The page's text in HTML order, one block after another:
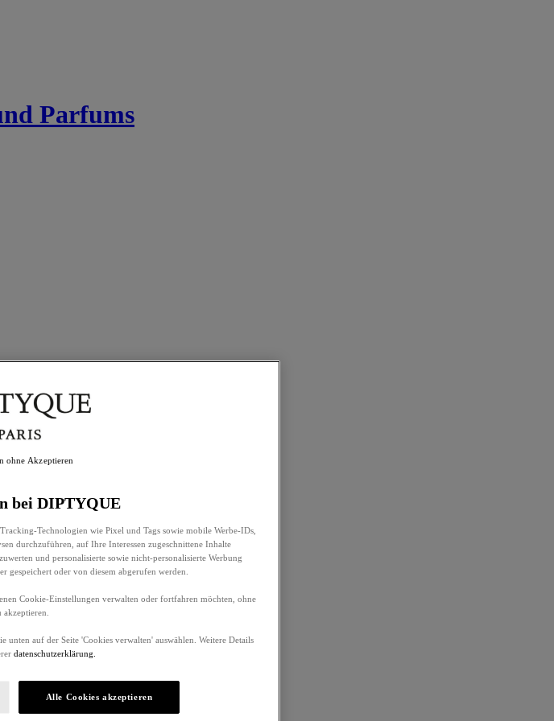
Parfums
bei DIPTYQUE
Technologien wie Pixel und Tags sowie mobile Werbe-IDs,
durchzuführen, auf Ihre Interessen zugeschnittene Inhalte
und personalisierte sowie nicht-personalisierte Werbung
gespeichert oder von diesem abgerufen werden.
Cookie-Einstellungen verwalten oder fortfahren möchten, ohne
akzeptieren.
unten auf der Seite 'Cookies verwalten' auswählen. Weitere Details
datenschutzerklärung.
Alle Cookies akzeptieren
ohne Akzeptieren